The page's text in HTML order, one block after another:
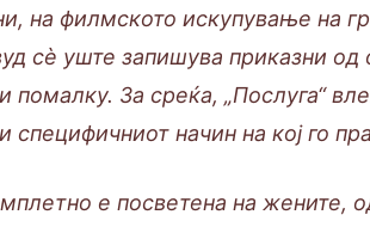
на филмското искупување на
сè уште запишува приказни
помалку. За среќа, „Послуга“
специфичниот начин на кој го
е посветена на жените,